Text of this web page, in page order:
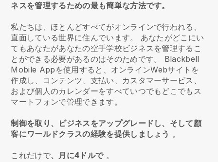
ネスを管理するための最も簡単な方法です。
私たちは、ほとんどすべてがオンラインで行われる、
直面している世界に住んでいます。 あなたがどこにい
てもあなたがあなたの空手学校ビジネスを管理するこ
とができる必要があるのはそのためです。
Blackbell
Mobile Appを使用すると、オンラインWebサイトを
作成し、コンテンツ、支払い、カスタマーサービス、
および個人のカレンダーをすべていつでもどこでもス
マートフォンで管理できます。
制御を取り、ビジネスをアップグレードし、そして顧
客にワールドクラスの経験を提供しましょう 。
これだけで、月に4ドルで。